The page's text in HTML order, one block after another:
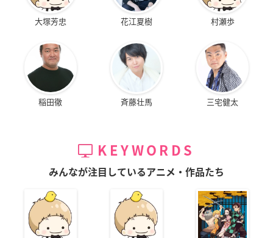
大塚芳忠 花江夏樹 村瀬歩
稲田徹 斉藤壮馬 三宅健太
KEYWORDS
みんなが注目しているアニメ・作品たち